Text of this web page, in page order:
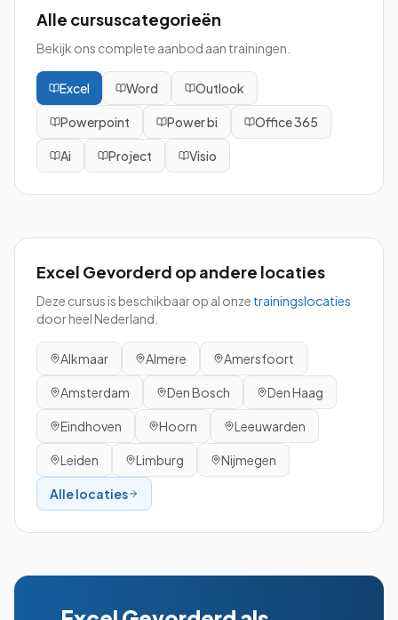
Alle cursuscategorieën
Bekijk ons complete aanbod aan trainingen.
Excel Word Outlook
Powerpoint Power bi Office 365
Ai Project Visio
Excel Gevorderd op andere locaties
Deze cursus is beschikbaar op al onze trainingslocaties
door heel Nederland.
Alkmaar Almere Amersfoort
Amsterdam Den Bosch Den Haag
Eindhoven Hoorn Leeuwarden
Leiden Limburg Nijmegen
Alle locaties